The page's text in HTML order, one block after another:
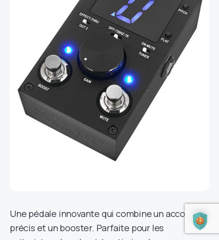
Une pédale innovante qui combine un accordeur
précis et un booster. Parfaite pour les